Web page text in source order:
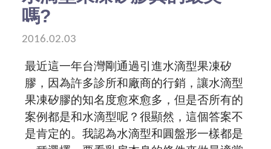
預約諮詢
嗎?
2016.02.03
最近這一年台灣剛通過引進水滴型果凍矽
膠，因為許多診所和廠商的行銷，讓水滴型
果凍矽膠的知名度愈來愈多，但是否所有的
案例都是和水滴型呢？很顯然，這個答案不
是肯定的。我認為水滴型和圓盤形一樣都是